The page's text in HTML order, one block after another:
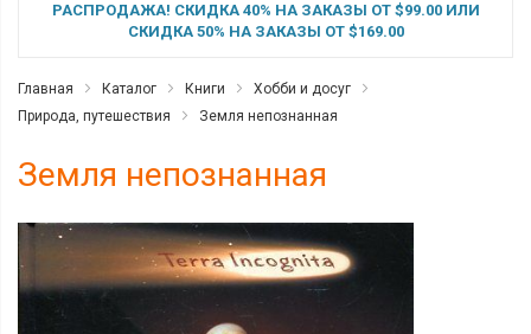
РАСПРОДАЖА! СКИДКА 40% НА ЗАКАЗЫ ОТ $99.00 ИЛИ
СКИДКА 50% НА ЗАКАЗЫ ОТ $169.00
Главная Каталог Книги
Хобби и досуг
Природа, путешествия
Земля непознанная
Земля непознанная